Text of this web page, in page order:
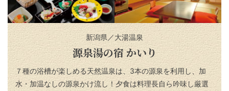
新潟県／大湯温泉
源泉湯の宿 かいり
７種の浴槽が楽しめる天然温泉は、3本の源泉を利用し、加
水・加温なしの源泉かけ流し！夕食は料理長自ら吟味し厳選